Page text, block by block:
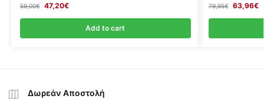
59,00€ 47,20€
Add to cart
79,95€ 63,96€
Δωρεάν Αποστολή